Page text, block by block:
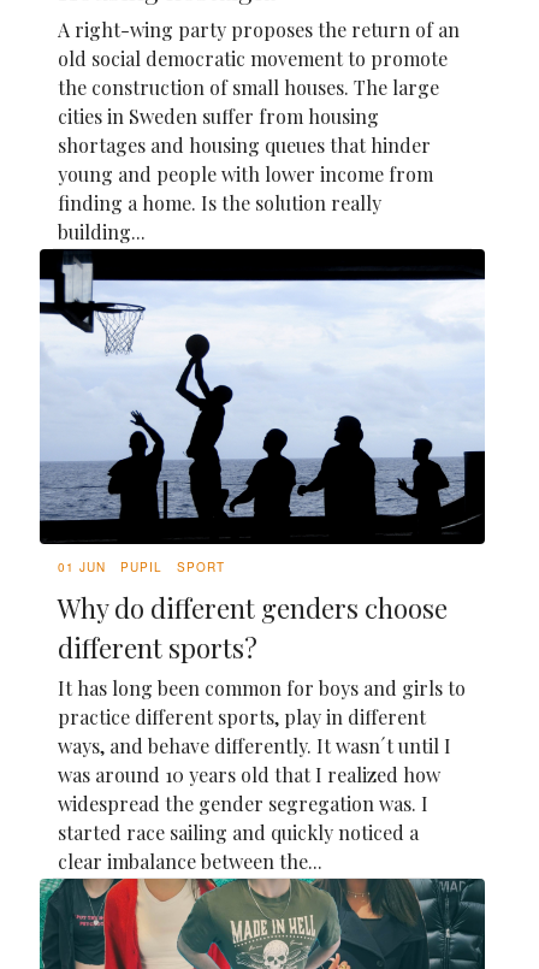
A right-wing party proposes the return of an
old social democratic movement to promote
the construction of small houses. The large
cities in Sweden suffer from housing
shortages and housing queues that hinder
young and people with lower income from
finding a home. Is the solution really
building...
01 JUN PUPIL SPORT
Why do different genders choose
different sports?
It has long been common for boys and girls to
practice different sports, play in different
ways, and behave differently. It wasn´t until I
was around 10 years old that I realized how
widespread the gender segregation was. I
started race sailing and quickly noticed a
clear imbalance between the...